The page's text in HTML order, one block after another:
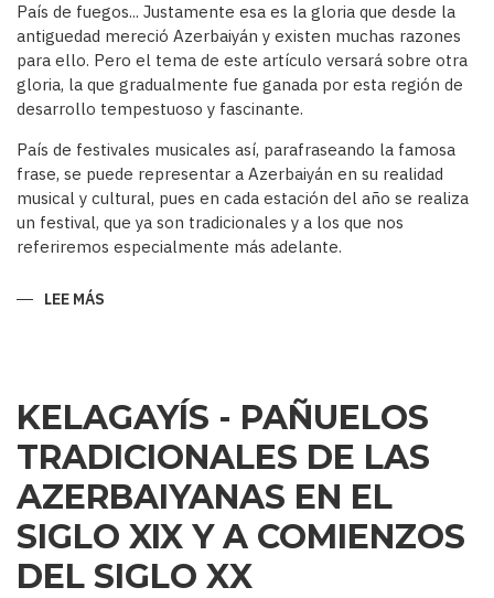
País de fuegos... Justamente esa es la gloria que desde la
antiguedad mereció Azerbaiyán y existen muchas razones
para ello. Pero el tema de este artículo versará sobre otra
gloria, la que gradualmente fue ganada por esta región de
desarrollo tempestuoso y fascinante.
País de festivales musicales así, parafraseando la famosa
frase, se puede representar a Azerbaiyán en su realidad
musical y cultural, pues en cada estación del año se realiza
un festival, que ya son tradicionales y a los que nos
referiremos especialmente más adelante.
LEE MÁS
KELAGAYÍS - PAÑUELOS
TRADICIONALES DE LAS
AZERBAIYANAS EN EL
SIGLO XIX Y A COMIENZOS
DEL SIGLO XX